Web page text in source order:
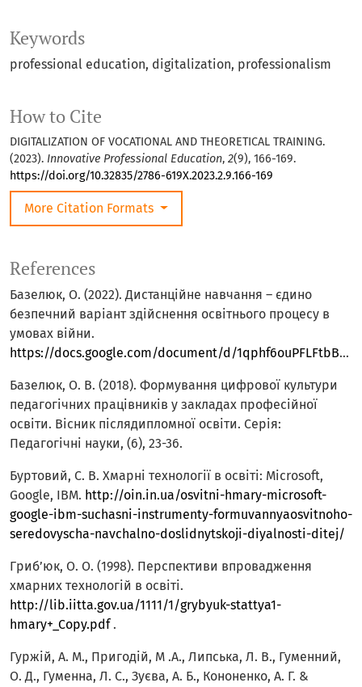
Keywords
professional education, digitalization, professionalism
How to Cite
DIGITALIZATION OF VOCATIONAL AND THEORETICAL TRAINING.
(2023). Innovative Professional Education, 2(9), 166-169.
https://doi.org/10.32835/2786-619X.2023.2.9.166-169
More Citation Formats
References
Базелюк, О. (2022). Дистанційне навчання – єдино
безпечний варіант здійснення освітнього процесу в
умовах війни.
https://docs.google.com/document/d/1qphf6ouPFLFtbBNDnWL5ifPzHyRewz3RbB_E5RTEqHc/mobilebasic
Базелюк, О. В. (2018). Формування цифрової культури
педагогічних працівників у закладах професійної
освіти. Вісник післядипломної освіти. Серія:
Педагогічні науки, (6), 23-36.
Буртовий, С. В. Хмарні технології в освіті: Microsoft,
Google, IBM. http://oin.in.ua/osvitni-hmary-microsoft-
google-ibm-suchasni-instrumenty-formuvannyaosvitnoho-
seredovyscha-navchalno-doslidnytskoji-diyalnosti-ditej/
Гриб’юк, О. О. (1998). Перспективи впровадження
хмарних технологій в освіті.
http://lib.iitta.gov.ua/1111/1/grybyuk-stattya1-
hmary+_Copy.pdf.
Гуржій, А. М., Пригодій, М .А., Липська, Л. В., Гуменний,
О. Д., Гуменна, Л. С., Зуєва, А. Б., Кононенко, А. Г. &